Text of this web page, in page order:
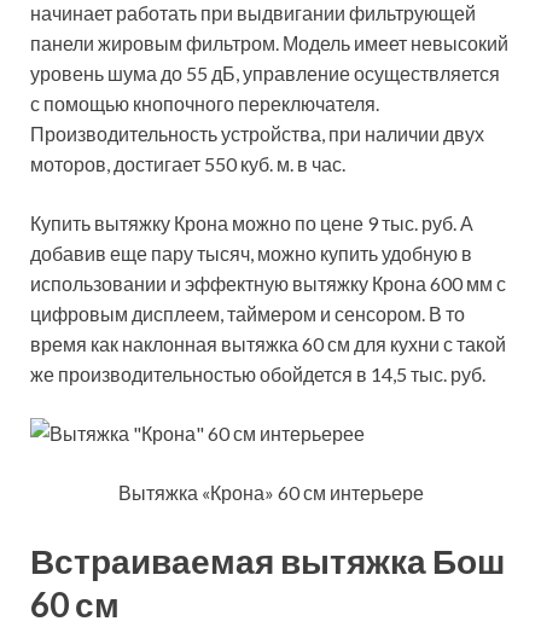
начинает работать при выдвигании фильтрующей
панели жировым фильтром. Модель имеет невысокий
уровень шума до 55 дБ, управление осуществляется
с помощью кнопочного переключателя.
Производительность устройства, при наличии двух
моторов, достигает 550 куб. м. в час.
Купить вытяжку Крона можно по цене 9 тыс. руб. А
добавив еще пару тысяч, можно купить удобную в
использовании и эффектную вытяжку Крона 600 мм с
цифровым дисплеем, таймером и сенсором. В то
время как наклонная вытяжка 60 см для кухни с такой
же производительностью обойдется в 14,5 тыс. руб.
Вытяжка «Крона» 60 см интерьере
Встраиваемая вытяжка Бош
60 см